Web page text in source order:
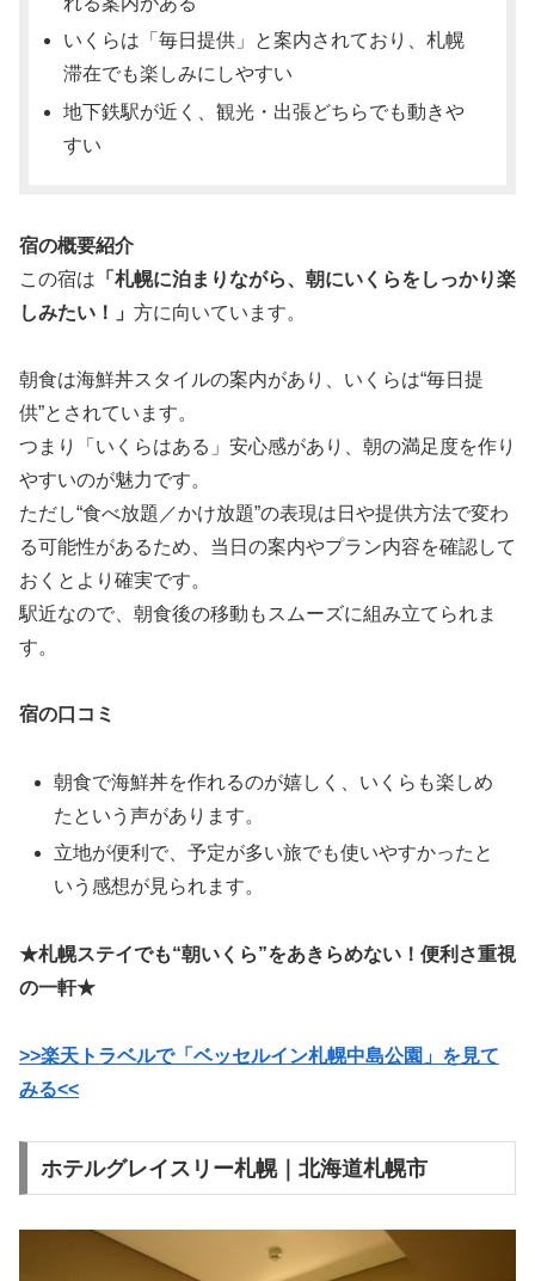
いくらは「毎日提供」と案内されており、札幌
滞在でも楽しみにしやすい
地下鉄駅が近く、観光・出張どちらでも動きや
すい
宿の概要紹介
この宿は 「札幌に泊まりながら、朝にいくらをしっかり楽
しみたい！」 方に向いています。
朝食は海鮮丼スタイルの案内があり、いくらは“毎日提
供”とされています。
つまり「いくらはある」安心感があり、朝の満足度を作り
やすいのが魅力です。
ただし“食べ放題／かけ放題”の表現は日や提供方法で変わ
る可能性があるため、当日の案内やプラン内容を確認して
おくとより確実です。
駅近なので、朝食後の移動もスムーズに組み立てられま
す。
宿の口コミ
朝食で海鮮丼を作れるのが嬉しく、いくらも楽しめ
たという声があります。
立地が便利で、予定が多い旅でも使いやすかったと
いう感想が見られます。
★札幌ステイでも“朝いくら”をあきらめない！便利さ重視
の一軒★
>>楽天トラベルで「ベッセルイン札幌中島公園」を見て
みる<<
ホテルグレイスリー札幌｜北海道札幌市